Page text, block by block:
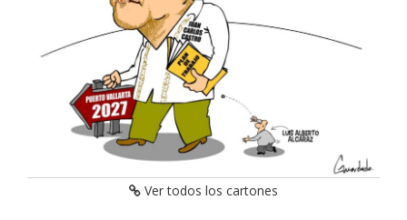
Ver todos los cartones